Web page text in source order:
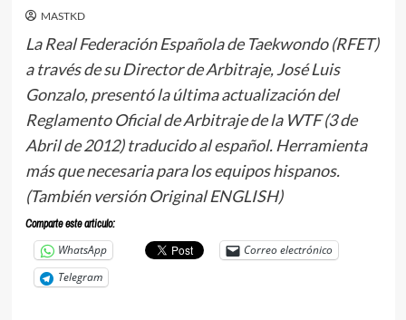
MASTKD
La Real Federación Española de Taekwondo (RFET)
a través de su Director de Arbitraje, José Luis
Gonzalo, presentó la última actualización del
Reglamento Oficial de Arbitraje de la WTF (3 de
Abril de 2012) traducido al español. Herramienta
más que necesaria para los equipos hispanos.
(También versión Original ENGLISH)
Comparte este articulo:
WhatsApp
Correo electrónico
Telegram